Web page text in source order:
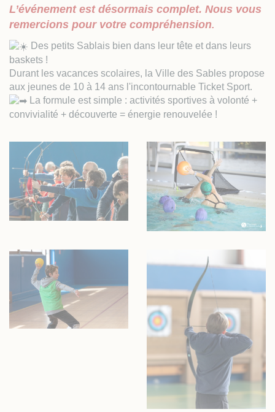
L’événement est désormais complet. Nous vous
remercions pour votre compréhension.
Des petits Sablais bien dans leur tête et dans leurs
baskets !
Durant les vacances scolaires, la Ville des Sables propose
aux jeunes de 10 à 14 ans l'incontournable Ticket Sport.
La formule est simple : activités sportives à volonté +
convivialité + découverte = énergie renouvelée !